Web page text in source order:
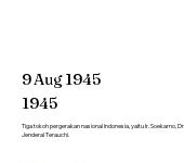
9Aug1945
1945
Tiga tokoh pergerakan nasional Indonesia, yaitu Ir. Soekarno,
Jenderal Terauchi.